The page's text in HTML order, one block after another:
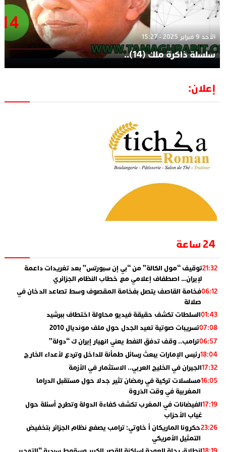
الأحد 9 فبراير 2025 - 15:27
سلسلة ذاكرة ملك (14)..
إعلان:
24 ساعة
21:32توقيف “مول الكالة” من “بي إن سبورتس” بعد تغريدات داعمة
لإيران… اصطفاف إعلامي مع خطاب النظام الجزائري
06:12فخامة القاصف يتصل بفخامة المقصوف وسط تصاعد الدخان في
صلالة
01:43السلطات تكشف حقيقة فيديو محاولة اختطاف ببرشيد
07:08تسريبات صوتية تعيد الجدل حول ملف مونديال 2010
06:57ترامب.. وقف تدفق النفط يعني انهيار إيران ك “دولة”
18:04رئيس الإمارات يبعث رسائل طمأنة للداخل وتردع لأعداء الخارج
17:32الجيران في الخليج العربي.. الاستثمار في الأزمة
16:05مسلسلات تركية في رمضان تثير جدلا حول مستقبل الدراما
المغربية في وقت الذروة
17:19الفيضانات في المغرب تكشف كفاءة الدولة وتطرح أسئلة حول
غياب الأحزاب
23:26حكرونا الماريكان أ خاوتي: ترامب يصفع نظام الجزائر بتخفيض
التمثيل الأمريكي